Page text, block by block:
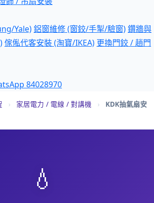
Yale)鋁窗維修 (窗鉸/手掣/驗窗)鑽牆與
傢俬代客安裝 (淘寶/IKEA) 更換門鉸 / 趟門
84028970
› 家居電力 / 電線 / 對講機 ›
KDK抽氣扇安
💧